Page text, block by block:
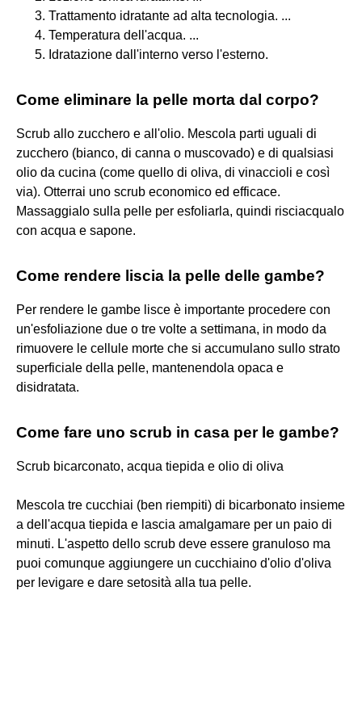
Trattamento idratante ad alta tecnologia. ...
Temperatura dell'acqua. ...
Idratazione dall'interno verso l'esterno.
Come eliminare la pelle morta dal corpo?
Scrub allo zucchero e all'olio. Mescola parti uguali di
zucchero (bianco, di canna o muscovado) e di qualsiasi
olio da cucina (come quello di oliva, di vinaccioli e così
via). Otterrai uno scrub economico ed efficace.
Massaggialo sulla pelle per esfoliarla, quindi risciacqualo
con acqua e sapone.
Come rendere liscia la pelle delle gambe?
Per rendere le gambe lisce è importante procedere con
un'esfoliazione due o tre volte a settimana, in modo da
rimuovere le cellule morte che si accumulano sullo strato
superficiale della pelle, mantenendola opaca e
disidratata.
Come fare uno scrub in casa per le gambe?
Scrub bicarconato, acqua tiepida e olio di oliva
Mescola tre cucchiai (ben riempiti) di bicarbonato insieme
a dell'acqua tiepida e lascia amalgamare per un paio di
minuti. L'aspetto dello scrub deve essere granuloso ma
puoi comunque aggiungere un cucchiaino d'olio d'oliva
per levigare e dare setosità alla tua pelle.